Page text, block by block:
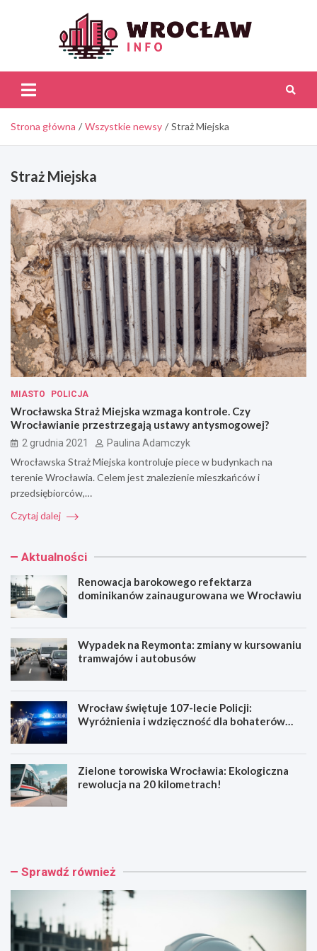
Strona główna Wszystkie newsy Straż Miejska
Straż Miejska
MIASTO POLICJA
Wrocławska Straż Miejska wzmaga kontrole. Czy
Wrocławianie przestrzegają ustawy antysmogowej?
2 grudnia 2021 Paulina Adamczyk
Wrocławska Straż Miejska kontroluje piece w budynkach na
terenie Wrocławia. Celem jest znalezienie mieszkańców i
przedsiębiorców,…
Czytaj dalej
Aktualności
Renowacja barokowego refektarza
dominikanów zainaugurowana we Wrocławiu
Wypadek na Reymonta: zmiany w kursowaniu
tramwajów i autobusów
Wrocław świętuje 107-lecie Policji:
Wyróżnienia i wdzięczność dla bohaterów
Zielone torowiska Wrocławia: Ekologiczna
rewolucja na 20 kilometrach!
R
a
a
b
a
W
e
a
R
e
Sprawdź również